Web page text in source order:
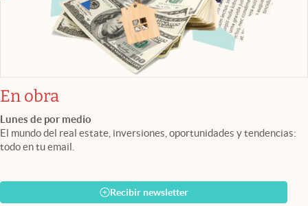
En obra
Lunes de por medio
El mundo del real estate, inversiones, oportunidades y tendencias:
todo en tu email.
Recibir newsletter